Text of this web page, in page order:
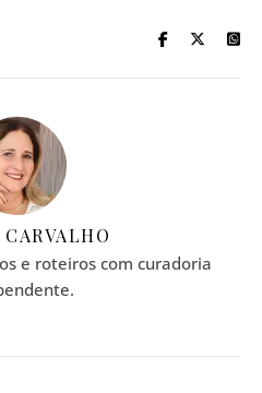
e roteiros com curadoria